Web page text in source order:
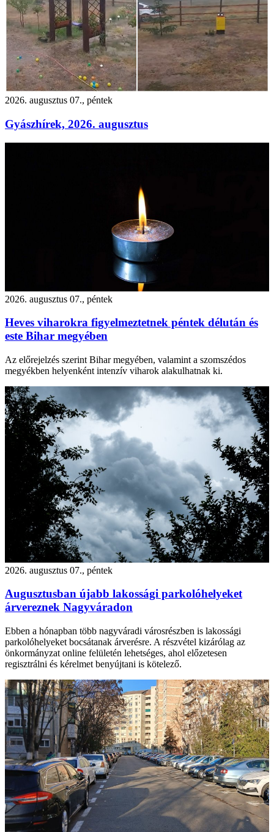
2026. augusztus 07., péntek
Gyászhírek, 2026. augusztus
2026. augusztus 07., péntek
Heves viharokra figyelmeztetnek péntek délután és
este Bihar megyében
Az előrejelzés szerint Bihar megyében, valamint a szomszédos
megyékben helyenként intenzív viharok alakulhatnak ki.
2026. augusztus 07., péntek
Augusztusban újabb lakossági parkolóhelyeket
árvereznek Nagyváradon
Ebben a hónapban több nagyváradi városrészben is lakossági
parkolóhelyeket bocsátanak árverésre. A részvétel kizárólag az
önkormányzat online felületén lehetséges, ahol előzetesen
regisztrálni és kérelmet benyújtani is kötelező.